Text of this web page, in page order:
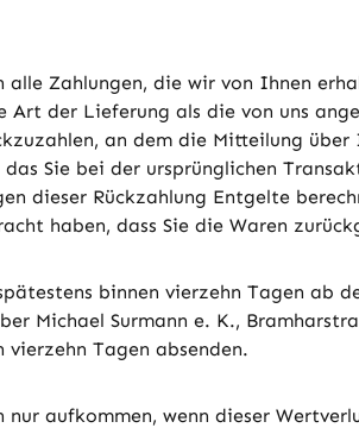
Zahlungen, die wir von Ihnen
Art der Lieferung als die von uns
an dem die Mitteilung
Sie bei der ursprünglichen
dieser Rückzahlung Entgelte
haben, dass Sie die Waren
binnen vierzehn Tagen ab
Michael Surmann e. K.,
Tagen absenden.
aufkommen, wenn dieser